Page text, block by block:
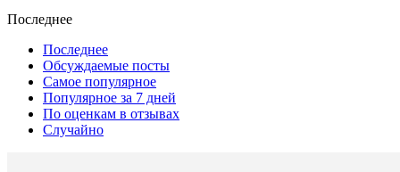
Последнее
Последнее
Обсуждаемые посты
Самое популярное
Популярное за 7 дней
По оценкам в отзывах
Случайно